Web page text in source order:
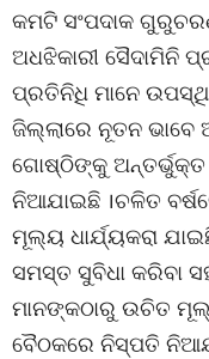
କମଟି ସଂପଦାକ
ଅଧଝିକାରୀ ସୈଦାମିନି
ପ୍ରତିନିଧି ମାନେ
ଜିଲ୍ଲାରେ ନୂତନ
ଗୋଷ୍ଠିଙ୍କୁ ଅନ୍ତର୍ଭୁକ୍ତ
ନିଆଯାଇଛି ।ଚଳିତ
ମୂଲ୍ୟ ଧାର୍ଯ୍ୟକରା
ସମସ୍ତ ସୁବିଧା କରିବା
ମାନଙ୍କଠାରୁ ଉଚିତ
ବୈଠକରେ ନିସ୍ପତି